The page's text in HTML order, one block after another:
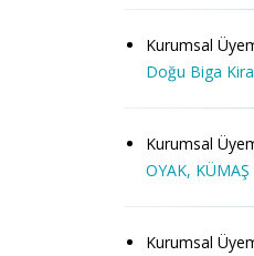
Kurumsal
Doğu Biga
Kurumsal
OYAK,
Kurumsal